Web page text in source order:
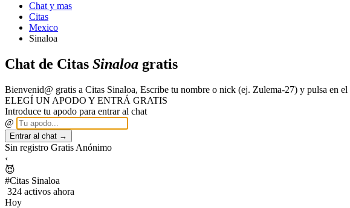
Chat y mas
Citas
Mexico
Sinaloa
Chat de Citas Sinaloa gratis
Bienvenid@ gratis a Citas Sinaloa, Escribe tu nombre o nick (ej. Zulema-27) y pulsa en
ELEGÍ UN APODO Y ENTRÁ GRATIS
Introduce tu apodo para entrar al chat
@
Entrar al chat →
Sin registro Gratis Anónimo
‹
😈
#Citas Sinaloa
324 activos ahora
Hoy